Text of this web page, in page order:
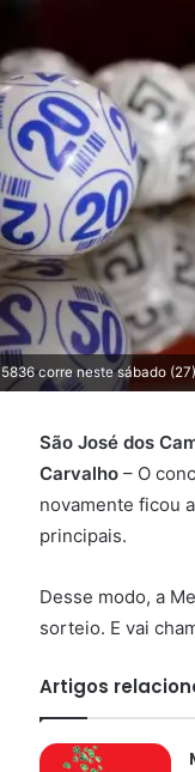
corre neste sábado
São José dos
Carvalho – O
novamente ficou
principais.
Desse modo, a
sorteio. E vai
Artigos